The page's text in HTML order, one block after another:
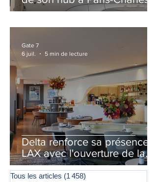
de Gaulle
Delta renforce sa présence à
LAX avec l'ouverture de la
première phase d'un second
salon Delta One
Gate 7
6 juil.
5 min de lecture
Tous les articles (1 458)